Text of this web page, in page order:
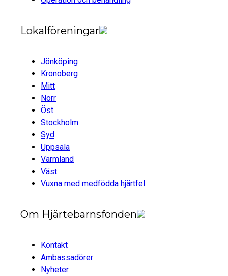
Lokalföreningar
Jönköping
Kronoberg
Mitt
Norr
Öst
Stockholm
Syd
Uppsala
Värmland
Väst
Vuxna med medfödda hjärtfel
Om Hjärtebarnsfonden
Kontakt
Ambassadörer
Nyheter